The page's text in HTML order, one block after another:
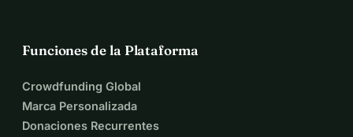
Funciones de la Plataforma
Crowdfunding Global
Marca Personalizada
Donaciones Recurrentes